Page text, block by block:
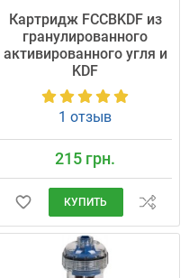
Картридж FCCBKDF из
гранулированного
активированного угля и
KDF
1 отзыв
215 грн.
КУПИТЬ